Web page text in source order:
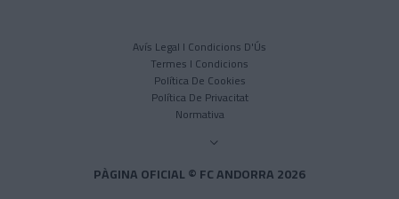
Avís Legal I Condicions D'Ús
Termes I Condicions
Política De Cookies
Política De Privacitat
Normativa
PÀGINA OFICIAL © FC ANDORRA 2026